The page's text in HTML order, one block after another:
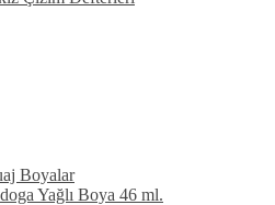
Boyalar
Yağlı Boya 46 ml.